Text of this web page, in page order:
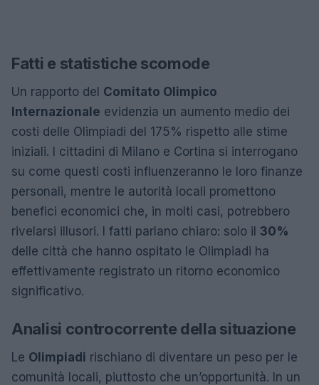
Fatti e statistiche scomode
Un rapporto del Comitato Olimpico
Internazionale evidenzia un aumento medio dei
costi delle Olimpiadi del 175% rispetto alle stime
iniziali. I cittadini di Milano e Cortina si interrogano
su come questi costi influenzeranno le loro finanze
personali, mentre le autorità locali promettono
benefici economici che, in molti casi, potrebbero
rivelarsi illusori. I fatti parlano chiaro: solo il 30%
delle città che hanno ospitato le Olimpiadi ha
effettivamente registrato un ritorno economico
significativo.
Analisi controcorrente della situazione
Le Olimpiadi rischiano di diventare un peso per le
comunità locali, piuttosto che un’opportunità. In un